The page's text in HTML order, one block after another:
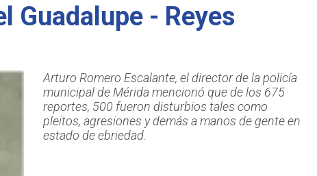
Guadalupe - Reyes
Arturo Romero Escalante, el director de la policía
municipal de Mérida mencionó que de los 675
reportes, 500 fueron disturbios tales como
pleitos, agresiones y demás a manos de gente en
estado de ebriedad.